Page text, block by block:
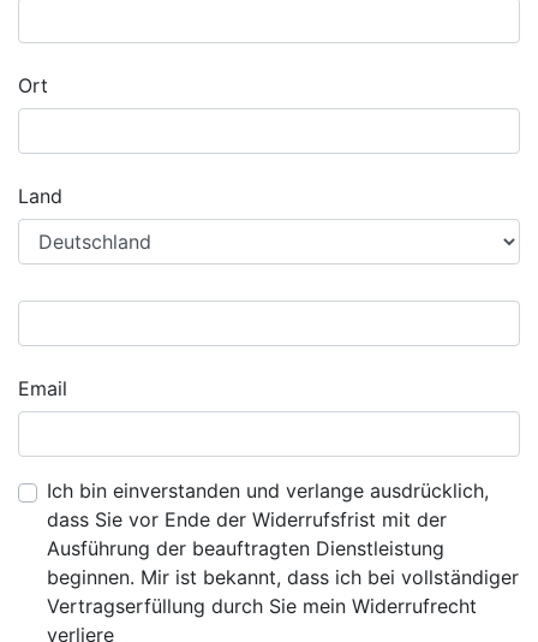
Ort
Land
Email
Ich bin einverstanden und verlange ausdrücklich,
dass Sie vor Ende der Widerrufsfrist mit der
Ausführung der beauftragten Dienstleistung
beginnen. Mir ist bekannt, dass ich bei vollständiger
Vertragserfüllung durch Sie mein Widerrufrecht
verliere